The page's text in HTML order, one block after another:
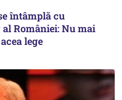
întâmplă cu
României: Nu mai
lege